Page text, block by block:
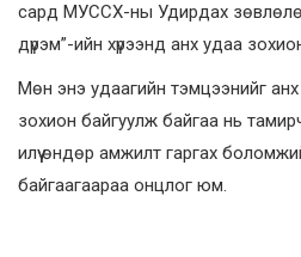
сард МУССХ-ны Удирдах
дүрэм”-ийн хүрээнд анх удаа
Мөн энэ удаагийн тэмцээнийг
зохион байгуулж байгаа нь
илүү өндөр амжилт гаргах
байгаагаараа онцлог юм.